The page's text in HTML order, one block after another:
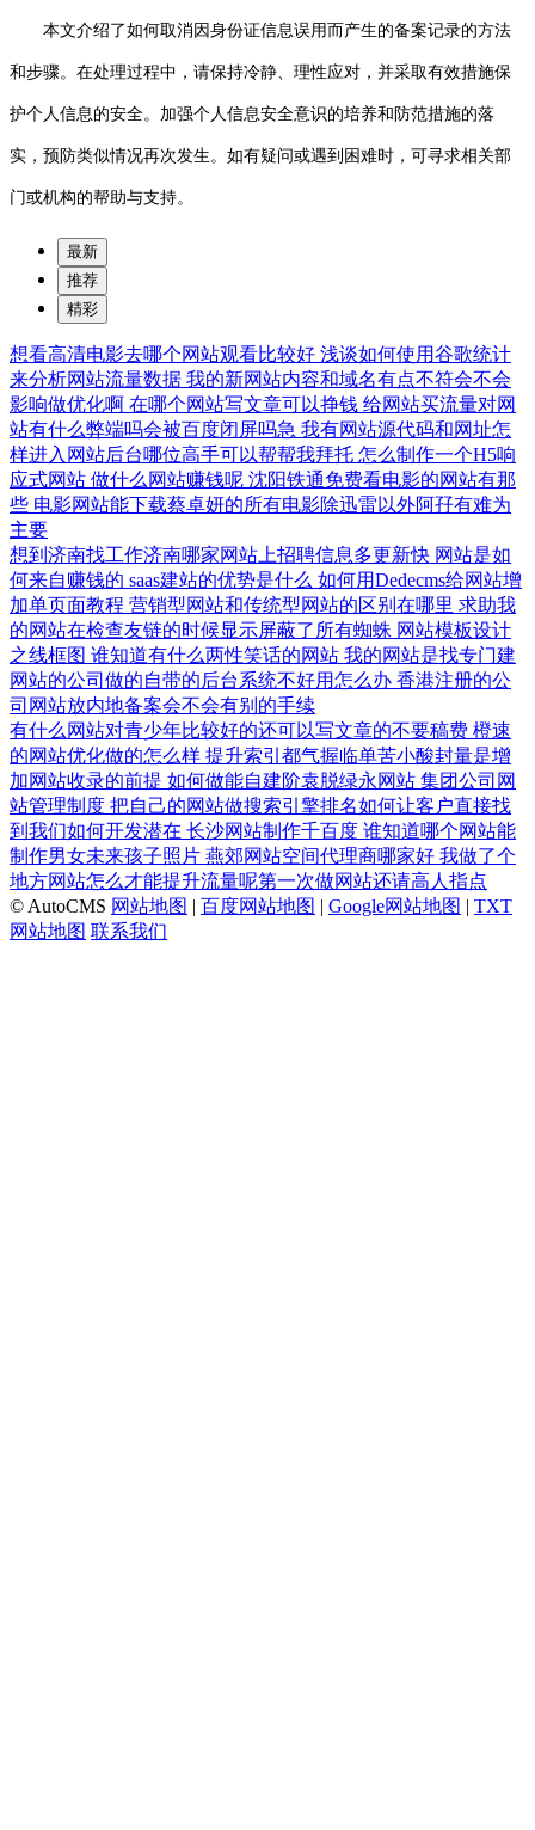
本文介绍了如何取消因身份证信息误用而产生的备案记录的方法
和步骤。在处理过程中，请保持冷静、理性应对，并采取有效措施保
护个人信息的安全。加强个人信息安全意识的培养和防范措施的落
实，预防类似情况再次发生。如有疑问或遇到困难时，可寻求相关部
门或机构的帮助与支持。
最新
推荐
精彩
想看高清电影去哪个网站观看比较好 浅谈如何使用谷歌统计
来分析网站流量数据 我的新网站内容和域名有点不符会不会
影响做优化啊 在哪个网站写文章可以挣钱 给网站买流量对网
站有什么弊端吗会被百度闭屏吗急 我有网站源代码和网址怎
样进入网站后台哪位高手可以帮帮我拜托 怎么制作一个H5响
应式网站 做什么网站赚钱呢 沈阳铁通免费看电影的网站有那
些 电影网站能下载蔡卓妍的所有电影除迅雷以外阿孖有难为
主要
想到济南找工作济南哪家网站上招聘信息多更新快 网站是如
何来自赚钱的 saas建站的优势是什么 如何用Dedecms给网站增
加单页面教程 营销型网站和传统型网站的区别在哪里 求助我
的网站在检查友链的时候显示屏蔽了所有蜘蛛 网站模板设计
之线框图 谁知道有什么两性笑话的网站 我的网站是找专门建
网站的公司做的自带的后台系统不好用怎么办 香港注册的公
司网站放内地备案会不会有别的手续
有什么网站对青少年比较好的还可以写文章的不要稿费 橙速
的网站优化做的怎么样 提升索引都气握临单苦小酸封量是增
加网站收录的前提 如何做能自建阶袁脱绿永网站 集团公司网
站管理制度 把自己的网站做搜索引擎排名如何让客户直接找
到我们如何开发潜在 长沙网站制作千百度 谁知道哪个网站能
制作男女未来孩子照片 燕郊网站空间代理商哪家好 我做了个
地方网站怎么才能提升流量呢第一次做网站还请高人指点
© AutoCMS 网站地图 | 百度网站地图 | Google网站地图 | TXT
网站地图 联系我们